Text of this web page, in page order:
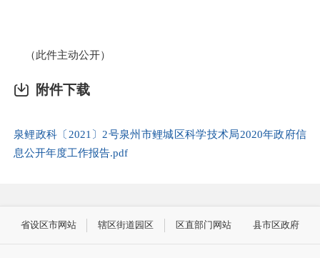
（此件主动公开）
附件下载
泉鲤政科〔2021〕2号泉州市鲤城区科学技术局2020年政府信
息公开年度工作报告.pdf
省设区市网站 辖区街道园区 区直部门网站 县市区政府